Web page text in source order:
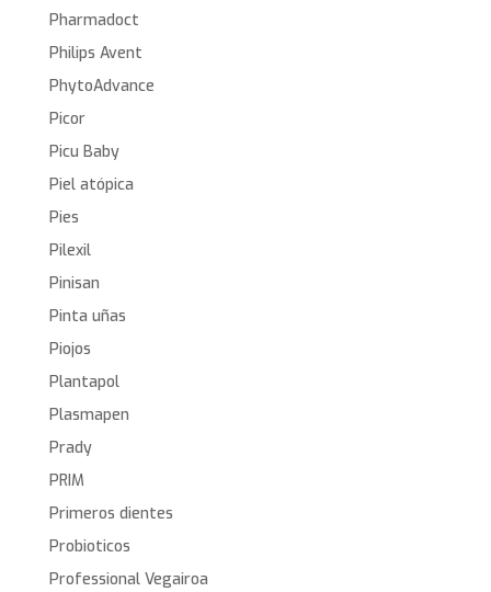
Pharmadoct
Philips Avent
PhytoAdvance
Picor
Picu Baby
Piel atópica
Pies
Pilexil
Pinisan
Pinta uñas
Piojos
Plantapol
Plasmapen
Prady
PRIM
Primeros dientes
Probioticos
Professional Vegairoa